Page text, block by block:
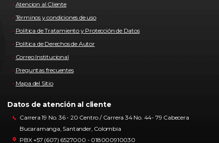
Atencion al Cliente
Términos y condiciones de uso
Política de Tratamiento y Protección de Datos
Política de Derechos de Autor
Correo Institucional
Preguntas frecuentes
Mapa del Sitio
Datos de atención al cliente
Carrera 19 No. 36 - 20 Centro / Carrera 34 No. 44- 79 Cabecera
Bucaramanga, Santander, Colombia
PBX +57 (607) 6527000 - 018000910030